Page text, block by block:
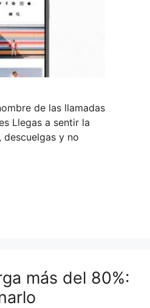
de las llamadas
Llegas a sentir la
descuelgas y no
más del 80%: